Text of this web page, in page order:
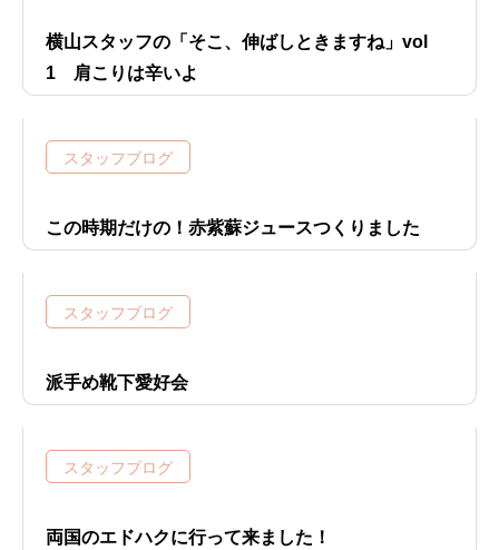
横山スタッフの「そこ、伸ばしときますね」vol
1 肩こりは辛いよ
スタッフブログ
この時期だけの！赤紫蘇ジュースつくりました
スタッフブログ
派手め靴下愛好会
スタッフブログ
両国のエドハクに行って来ました！